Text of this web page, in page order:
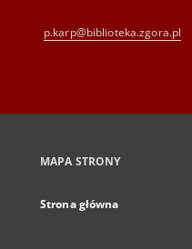
p.karp@biblioteka.zgora.pl
MAPA STRONY
Strona główna